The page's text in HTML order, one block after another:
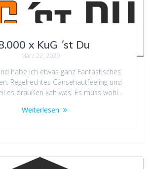
x KuG ´st Du
März 22, 2020
habe ich etwas ganz Fantastisches
Regelrechtes Gänsehautfeeling und
es draußen kalt was. Es muss wohl…
Weiterlesen